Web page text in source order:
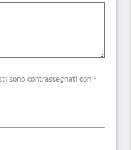
sono contrassegnati con *